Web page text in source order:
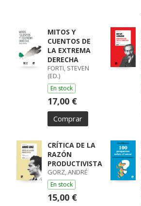
MITOS Y
CUENTOS DE
LA EXTREMA
DERECHA
FORTI, STEVEN
(ED.)
En stock
17,00 €
Comprar
CRÍTICA DE LA
RAZÓN
PRODUCTIVISTA
GORZ, ANDRÉ
En stock
15,00 €